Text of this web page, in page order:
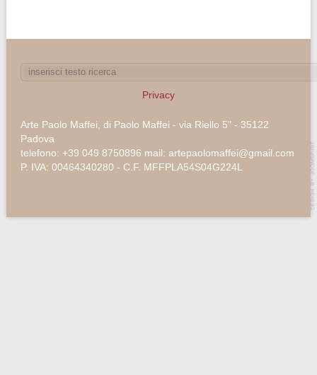
Privacy
Arte Paolo Maffei, di Paolo Maffei - via Riello 5" - 35122
Padova
telefono: +39 049 8750896 mail: artepaolomaffei@gmail.com
P. IVA: 00464340280 - C.F. MFFPLA54S04G224L